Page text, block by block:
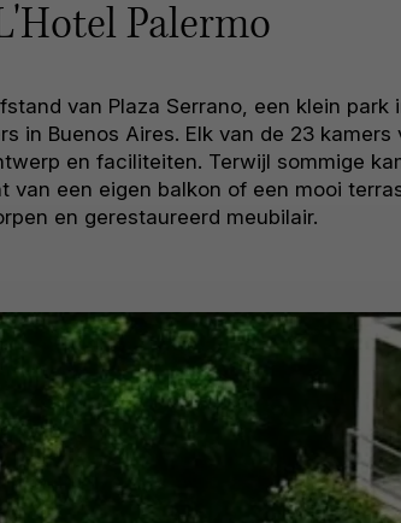
Palermo
van Plaza Serrano, een klein park
in Buenos Aires. Elk van de 23
en faciliteiten. Terwijl sommige
een eigen balkon of een mooi
en gerestaureerd meubilair.